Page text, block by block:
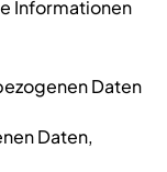
Informationen
Daten
Daten,